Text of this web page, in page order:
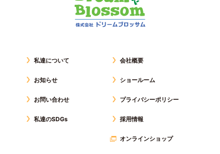
私達について
お知らせ
お問い合わせ
私達のSDGs
会社概要
ショールーム
プライバシーポリシー
採用情報
オンラインショップ